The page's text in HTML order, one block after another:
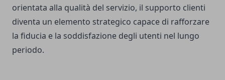
orientata alla qualità del servizio, il supporto clienti
diventa un elemento strategico capace di rafforzare
la fiducia e la soddisfazione degli utenti nel lungo
periodo.